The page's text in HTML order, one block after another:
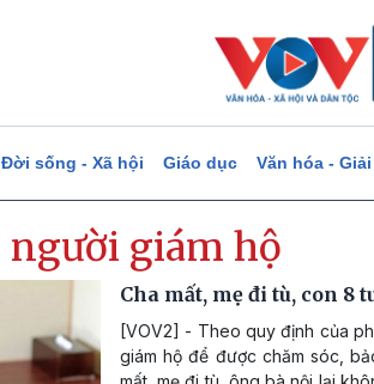
Đời sống - Xã hội Giáo dục Văn hóa -
người giám hộ
Cha mất, mẹ đi tù, con 8
[VOV2] - Theo quy định của
giám hộ để được chăm sóc,